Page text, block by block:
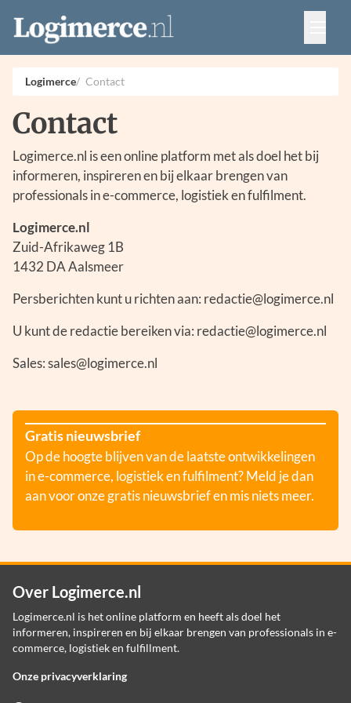
Vacatures
Events
Adverteren
Partners
Contact
Logimerce Contact
Contact
Logimerce.nl is een online platform met als doel het bij
informeren, inspireren en bij elkaar brengen van
professionals in e-commerce, logistiek en fulfilment.
Logimerce.nl
Zuid-Afrikaweg 1B
1432 DA Aalsmeer
Persberichten kunt u richten aan: redactie@logimerce.nl
U kunt de redactie bereiken via: redactie@logimerce.nl
Sales: sales@logimerce.nl
Gratis nieuwsbrief
Op de hoogte blijven van de laatste ontwikkelingen
in e-commerce, logistiek en fulfilment? Meld je dan
aan voor onze gratis nieuwsbrief en mis niets meer.
Over Logimerce.nl
Logimerce.nl is het online platform en heeft als doel het
informeren, inspireren en bij elkaar brengen van professionals in e-
commerce, logistiek en fulfillment.
Onze privacyverklaring